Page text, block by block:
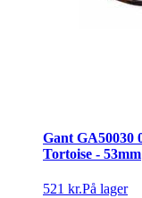
Gant GA50030
Tortoise - 53mm
521 kr.På lager